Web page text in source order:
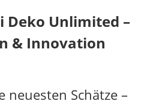
Deko Unlimited –
& Innovation
neuesten Schätze –